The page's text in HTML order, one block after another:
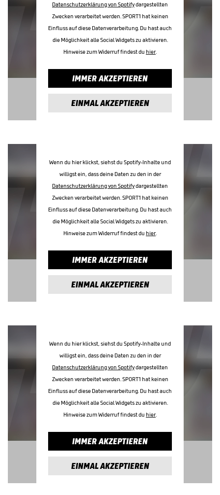
Datenschutzerklärung von Spotifydargestellten
Zwecken verarbeitet werden. SPORT1 hat keinen
Einfluss auf diese Datenverarbeitung. Du hast auch
die Möglichkeit alle Social Widgets zu aktivieren.
Hinweise zum Widerruf findest du hier.
IMMER AKZEPTIEREN
EINMAL AKZEPTIEREN
Wenn du hier klickst, siehst du Spotify-Inhalte und
willigst ein, dass deine Daten zu den in der
Datenschutzerklärung von Spotifydargestellten
Zwecken verarbeitet werden. SPORT1 hat keinen
Einfluss auf diese Datenverarbeitung. Du hast auch
die Möglichkeit alle Social Widgets zu aktivieren.
Hinweise zum Widerruf findest du hier.
IMMER AKZEPTIEREN
EINMAL AKZEPTIEREN
Wenn du hier klickst, siehst du Spotify-Inhalte und
willigst ein, dass deine Daten zu den in der
Datenschutzerklärung von Spotifydargestellten
Zwecken verarbeitet werden. SPORT1 hat keinen
Einfluss auf diese Datenverarbeitung. Du hast auch
die Möglichkeit alle Social Widgets zu aktivieren.
Hinweise zum Widerruf findest du hier.
IMMER AKZEPTIEREN
EINMAL AKZEPTIEREN